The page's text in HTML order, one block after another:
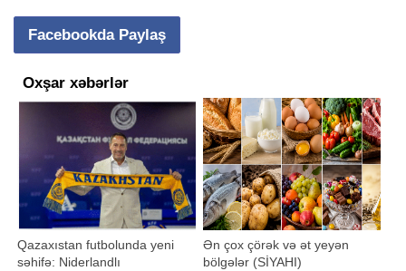
Facebookda Paylaş
Oxşar xəbərlər
Qazaxıstan futbolunda yeni
səhifə: Niderlandlı
Ən çox çörək və ət yeyən
bölgələr (SİYAHI)